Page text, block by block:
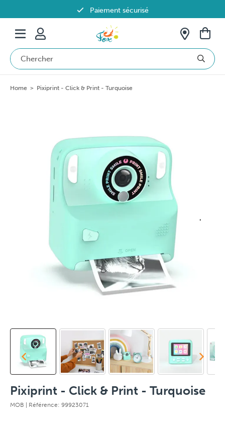
Paiement sécurisé
Livraison offerte dès 69€ en Belgique
Home > Pixiprint - Click & Print - Turquoise
Pixiprint - Click & Print - Turquoise
MOB | Référence: 99923071